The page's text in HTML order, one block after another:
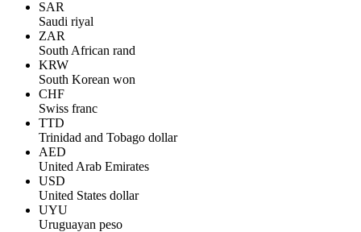
SAR
Saudi riyal
ZAR
South African rand
KRW
South Korean won
CHF
Swiss franc
TTD
Trinidad and Tobago dollar
AED
United Arab Emirates
USD
United States dollar
UYU
Uruguayan peso